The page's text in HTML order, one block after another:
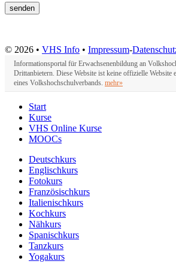
© 2026 • VHS Info • Impressum-
Informationsportal für Erwachsenenbildung an
Drittanbietern. Diese Website ist keine offizielle Website
eines Volkshochschulverbands. mehr»
Start
Kurse
VHS Online Kurse
MOOCs
Deutschkurs
Englischkurs
Fotokurs
Französischkurs
Italienischkurs
Kochkurs
Nähkurs
Spanischkurs
Tanzkurs
Yogakurs